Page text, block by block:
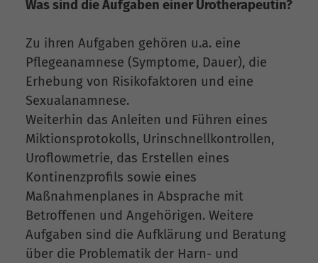
Was sind die Aufgaben einer Urotherapeutin?
Zu ihren Aufgaben gehören u.a. eine
Pflegeanamnese (Symptome, Dauer), die
Erhebung von Risikofaktoren und eine
Sexualanamnese.
Weiterhin das Anleiten und Führen eines
Miktionsprotokolls, Urinschnellkontrollen,
Uroflowmetrie, das Erstellen eines
Kontinenzprofils sowie eines
Maßnahmenplanes in Absprache mit
Betroffenen und Angehörigen. Weitere
Aufgaben sind die Aufklärung und Beratung
über die Problematik der Harn- und